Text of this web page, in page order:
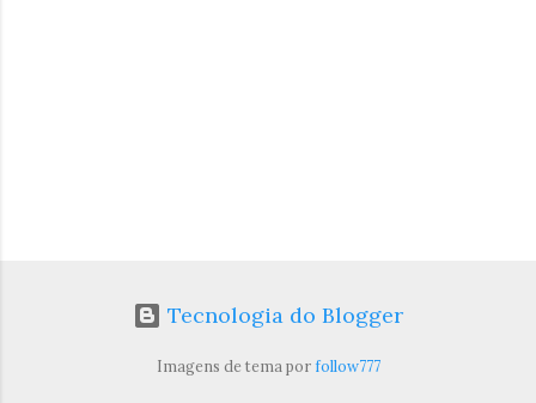
Tecnologia do Blogger
Imagens de tema porfollow777